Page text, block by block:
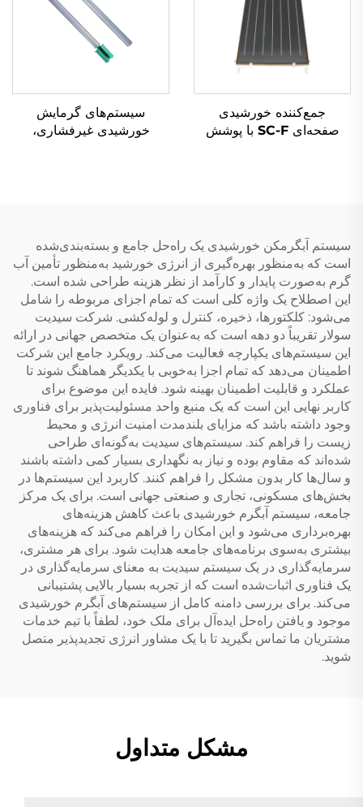
جمع‌کننده خورشیدی
صفحه‌ای SC-F با پوشش
سیستم‌های گرمایش
خورشیدی غیرفشاری،
سیستم آبگرمکن خورشیدی یک راه‌حل جامع و بسته‌بندی‌شده
است که به‌منظور بهره‌گیری از انرژی خورشید به‌منظور تأمین آب
گرم به‌صورت پایدار و کارآمد از نظر هزینه طراحی شده است.
این اصطلاح یک واژه کلی است که تمام اجزای مربوطه را شامل
می‌شود: کلکتورها، ذخیره، کنترل و لوله‌کشی. شرکت سیدیت
سولار تقریباً دو دهه است که به‌عنوان یک متخصص جهانی در ارائه
این سیستم‌های یکپارچه فعالیت می‌کند. رویکرد جامع این شرکت
اطمینان می‌دهد که تمام اجزا به‌خوبی با یکدیگر هماهنگ شوند تا
عملکرد و قابلیت اطمینان بهینه شود. فایده این موضوع برای
کاربر نهایی این است که یک منبع واحد مسئولیت‌پذیر برای فناوری
وجود داشته باشد که مزایای بلندمدت امنیت انرژی و محیط
زیست را فراهم کند. سیستم‌های سیدیت به‌گونه‌ای طراحی
شده‌اند که مقاوم بوده و نیاز به نگهداری بسیار کمی داشته باشند
و سال‌ها کار بدون مشکل را فراهم کنند. کاربرد این سیستم‌ها در
بخش‌های مسکونی، تجاری و صنعتی جهانی است. برای یک مرکز
جامعه، سیستم آبگرم خورشیدی باعث کاهش هزینه‌های
بهره‌برداری می‌شود و این امکان را فراهم می‌کند که هزینه‌های
بیشتری به‌سوی برنامه‌های جامعه هدایت شود. برای هر مشتری،
سرمایه‌گذاری در یک سیستم سیدیت به معنای سرمایه‌گذاری در
یک فناوری اثبات‌شده است که از تجربه بسیار بالایی پشتیبانی
می‌کند. برای بررسی دامنه کامل از سیستم‌های آبگرم خورشیدی
موجود و یافتن راه‌حل ایده‌آل برای ملک خود، لطفاً با تیم خدمات
مشتریان ما تماس بگیرید تا با یک مشاور انرژی تجدیدپذیر متصل
شوید.
مشکل متداول